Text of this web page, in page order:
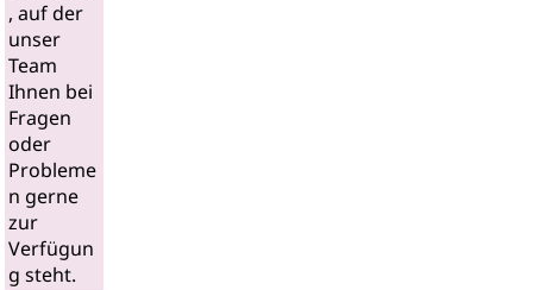
, auf der
unser
Team
Ihnen bei
Fragen
oder
Probleme
n gerne
zur
Verfügun
g steht.